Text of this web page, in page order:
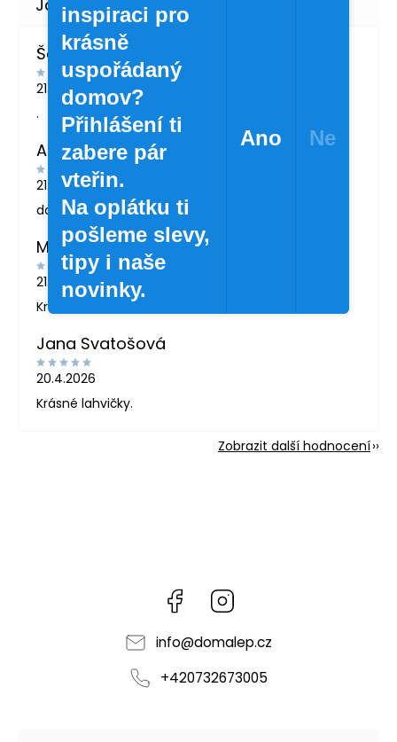
Šárka Švábová
21.7.2026
.
Andrea Žáčková
21.5.2026
doporučuji
MARTINA LONDINOVÁ
21.5.2026
Krásné zboží
Jana Svatošová
20.4.2026
Krásné lahvičky.
Zobrazit další hodnocení
Facebook
info@domalep.cz
+420732673005
inspiraci pro
krásně
uspořádaný
domov?
Přihlášení ti
zabere pár
vteřin.
Na oplátku ti
pošleme slevy,
tipy i naše
novinky.
Ano Ne